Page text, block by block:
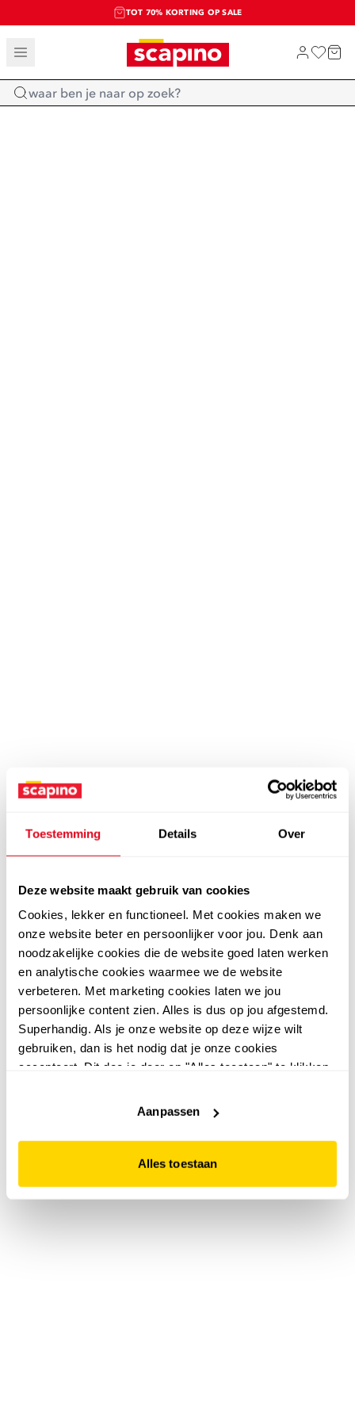
Toestemming Details Over
Deze website maakt gebruik van cookies
Cookies, lekker en functioneel. Met cookies maken we
onze website beter en persoonlijker voor jou. Denk aan
noodzakelijke cookies die de website goed laten werken
en analytische cookies waarmee we de website
verbeteren. Met marketing cookies laten we jou
persoonlijke content zien. Alles is dus op jou afgestemd.
Superhandig. Als je onze website op deze wijze wilt
gebruiken, dan is het nodig dat je onze cookies
accepteert. Dit doe je door op "Alles toestaan" te klikken.
website niet optimaal functioneert.
Aanpassen
Alles toestaan
TOT 70% KORTING OP SALE
SALE: LAATSTE KANS!
SHOP NIEUW
Home